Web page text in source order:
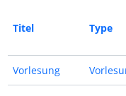
Titel Type
Vorlesung